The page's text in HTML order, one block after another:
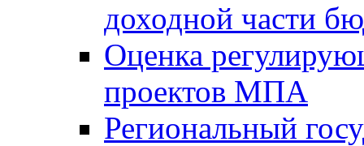
доходной части
Оценка
проектов МПА
Региональный